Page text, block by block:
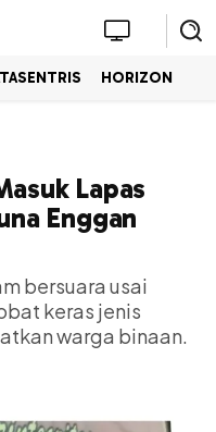
HORIZON
Lapas
Enggan
bersuara usai
keras jenis
warga binaan.